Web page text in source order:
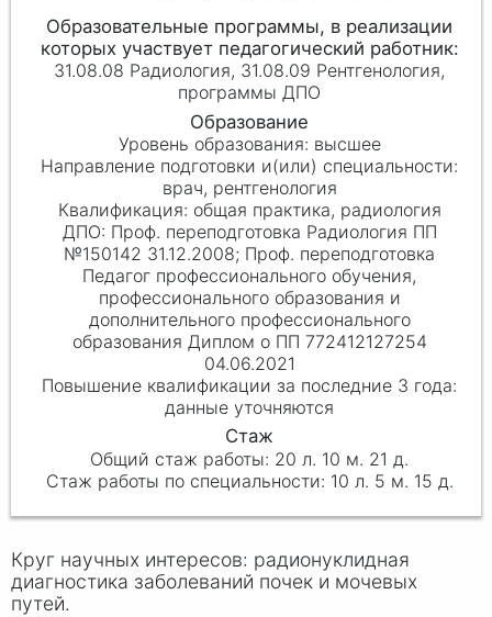
31.08.08 Радиология, 31.08.09 Рентгенология,
программы ДПО
высшее
врач, рентгенология
общая практика, радиология
Проф. переподготовка Радиология ПП
№150142 31.12.2008; Проф. переподготовка
Педагог профессионального обучения,
профессионального образования и
дополнительного профессионального
образования Диплом о ПП 772412127254
04.06.2021
данные уточняются
20 л. 10 м. 21 д.
10 л. 5 м. 15 д.
Круг научных интересов: радионуклидная
диагностика заболеваний почек и мочевых
путей.